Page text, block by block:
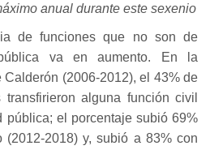
anual durante este sexenio
de funciones que no son de
va en aumento. En la
(2006-2012), el 43% de
transfirieron alguna función civil
pública; el porcentaje subió 69%
2018) y, subió a 83% con